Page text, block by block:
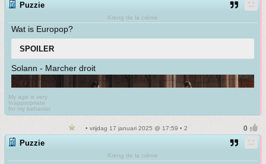
Puzzie
Kreng de la crème
Wat is Europop?
SPOILER
Solann - Marcher droit
My age is very
Inappropriate
for my behavior
• vrijdag 17 januari 2025 @ 17:59 • 2
Puzzie
Kreng de la crème